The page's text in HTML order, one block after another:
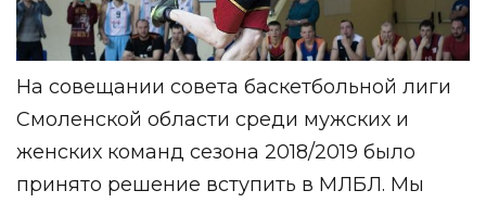
На совещании совета баскетбольной лиги
Смоленской области среди мужских и
женских команд сезона 2018/2019 было
принято решение вступить в МЛБЛ. Мы